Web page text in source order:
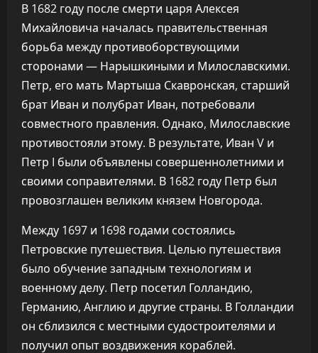
В 1682 году после смерти царя Алексея
Михайловича началась правительственная
борьба между противоборствующими
сторонами — Нарышкиными и Милославскими.
Петр, его мать Мартыша Скавронская, старший
брат Иван и полубрат Иван, потребовали
совместного правления. Однако, Милославские
противостояли этому. В результате, Иван V и
Петр I были объявлены совершеннолетними и
своими соправителями. В 1682 году Петр был
провозглашен великим князем Новгорода.
Между 1697 и 1698 годами состоялись
Петровские путешествия. Целью путешествия
было обучение западным технологиям и
военному делу. Петр посетил Голландию,
Германию, Англию и другие страны. В Голландии
он сблизился с местными судостроителями и
получил опыт воздвижения кораблей.